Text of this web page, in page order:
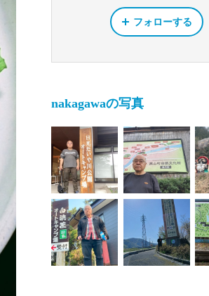
フォローする
nakagawaの写真